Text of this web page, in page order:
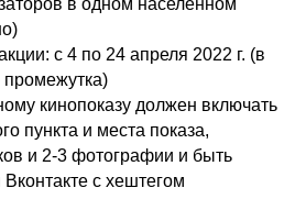
в одном населённом
с 4 по 24 апреля 2022 г. (в
промежутка)
кинопоказу должен включать
пункта и места показа,
и 2-3 фотографии и быть
с хештегом